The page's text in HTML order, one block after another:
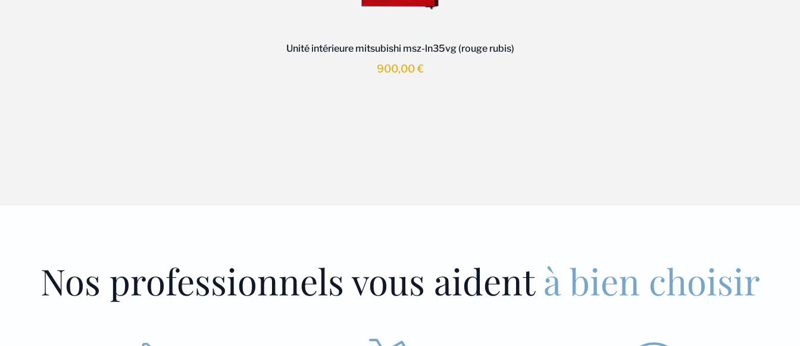
Unité intérieure mitsubishi msz-ln35vg (rouge rubis)
900,00€
Nos professionnels vous aidentà bien choisir